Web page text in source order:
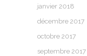
janvier 2018
décembre 2017
octobre 2017
septembre 2017